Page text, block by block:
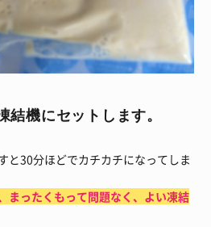
結機にセットします。
と30分ほどでカチカチになってしま
まったくもって問題なく、よい凍結